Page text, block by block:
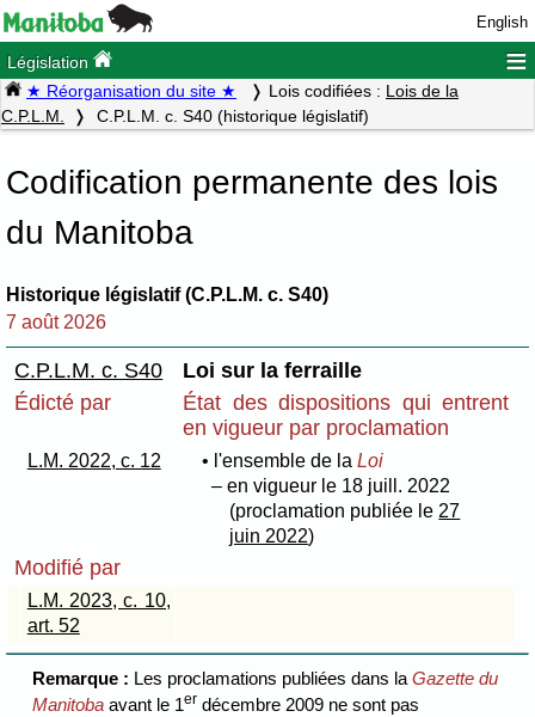
English
Législation ≡
★ Réorganisation du site ★ Lois codifiées : Lois de la
C.P.L.M.
C.P.L.M. c. S40 (historique législatif)
Codification permanente des lois
du Manitoba
Historique législatif (C.P.L.M. c. S40)
7 août 2026
C.P.L.M. c. S40
Loi sur la ferraille
Édicté par
État des dispositions qui entrent
en vigueur par proclamation
L.M. 2022, c. 12 • l'ensemble de la Loi
– en vigueur le 18 juill. 2022
(proclamation publiée le 27
juin 2022)
Modifié par
L.M. 2023, c. 10,
art. 52
Remarque : Les proclamations publiées dans laGazette du
Manitoba avant le 1er décembre 2009 ne sont pas